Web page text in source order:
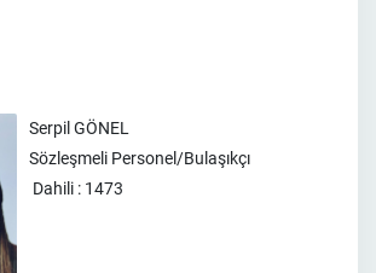
Serpil GÖNEL
Sözleşmeli Personel/Bulaşıkçı
Dahili : 1473